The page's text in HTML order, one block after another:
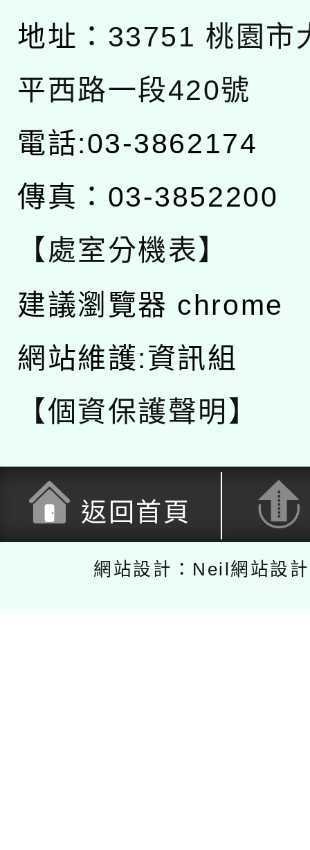
地址： 33751 桃園市
平西路一段420號
電話:03-3862174
傳真：03-3852200
【處室分機表】
建議瀏覽器 chrome
網站維護:資訊組
【個資保護聲明】
返回首頁
網站設計：Neil網站設